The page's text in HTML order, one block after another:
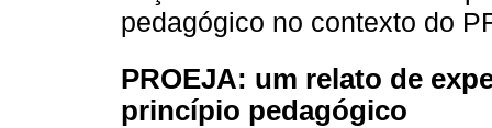
pedagógico no contexto do
PROEJA: um relato de
princípio pedagógico